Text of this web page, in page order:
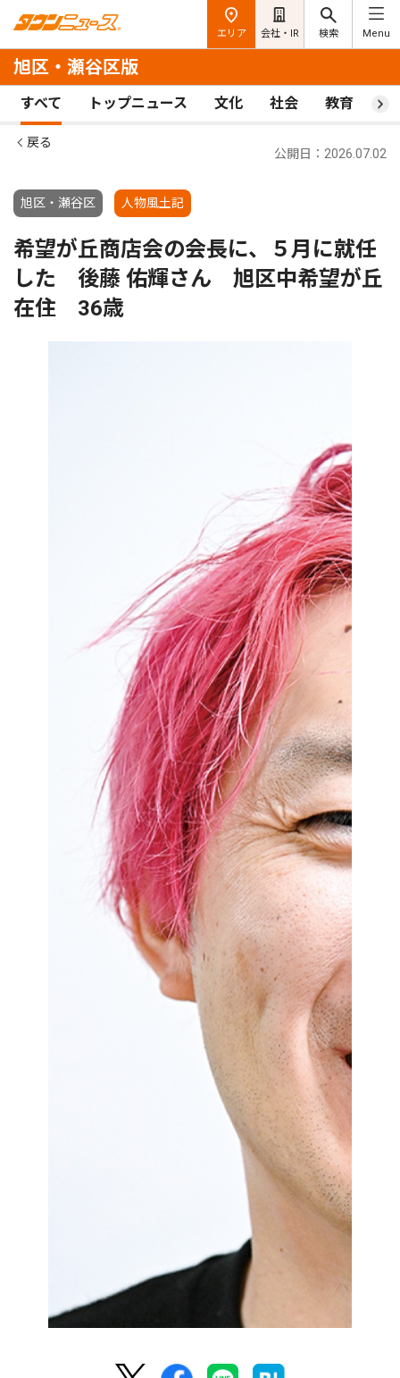
エリア 会社・IR 検索 Menu
旭区・瀬谷区版
すべて トップニュース 文化 社会 教育 ス
戻る
旭区・瀬谷区 人物風土記
公開日：2026.07.02
希望が丘商店会の会長に、５月に就任
した 後藤 佑輝さん 旭区中希望が丘
在住 36歳